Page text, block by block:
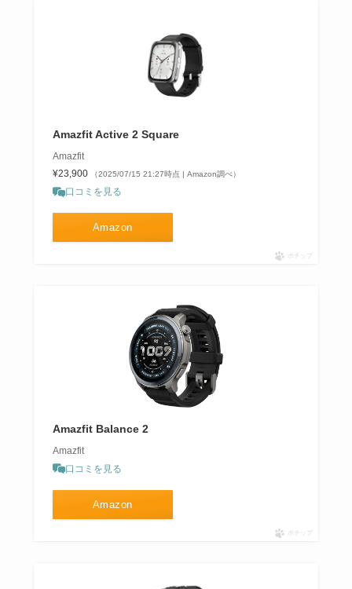
Amazfit Active 2 Square
Amazfit
¥23,900
（2025/07/15 21:27時点 | Amazon調べ）
口コミを見る
Amazon
ポチップ
Amazfit Balance 2
Amazfit
口コミを見る
Amazon
ポチップ